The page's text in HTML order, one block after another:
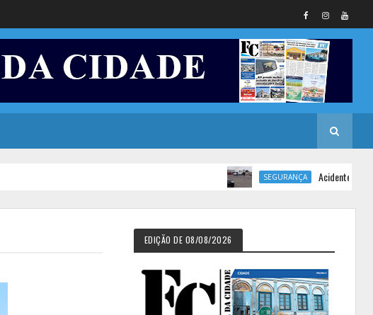
SEGURANÇA Acidente de trânsito
EDIÇÃO DE 08/08/2026